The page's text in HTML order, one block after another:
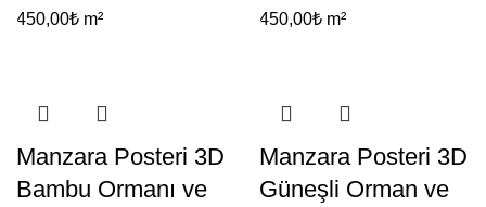
450,00₺ m² 450,00₺ m²
Manzara Posteri 3D
Bambu Ormanı ve
Manzara Posteri 3D
Güneşli Orman ve